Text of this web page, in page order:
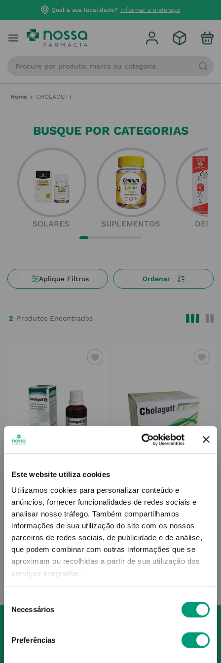
Este website utiliza cookies
Utilizamos cookies para personalizar conteúdo e
anúncios, fornecer funcionalidades de redes sociais e
analisar nosso tráfego. Também compartilhamos
informações de sua utilização do site com os nossos
parceiros de redes sociais, de publicidade e de análise,
que podem combinar com outras informações que se
aproximam ou recolhidas a partir de sua utilização dos
serviços integrados.
Necessários
Preferências
Qual a sua localidade? Informar o endereço
CHOLAGUTT
BUSQUE POR CATEGORIAS
SOLARES SUPLEMENTOS
2
CHOLAGUTT
Cholagutt A Sol Oral Gta
30ml
9,10 €
ADICIONAR
CHOLAGUTT
Cholagutt Detox Cáps 60
13 99 €
ADICIONAR